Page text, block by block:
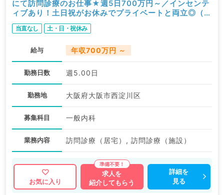
にて訪問診療のお仕事★週5日700万円～／インセンテ
ィブあり！土日祝がお休みでプライベートと両立◎（一
般内科／常勤）
当直なし 土・日・祝休み
給与 年収700万円 ～
勤務日数 週5.00日
勤務地 大阪府大阪市西淀川区
募集科目 一般内科
業務内容 訪問診療（居宅）, 訪問診療（施設）
お気に入り
求人を
紹介してもらう
詳細を
見る